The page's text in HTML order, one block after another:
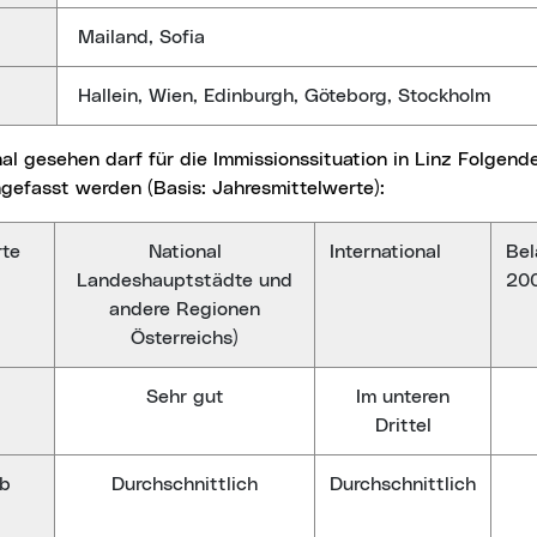
Mailand, Sofia
Hallein, Wien, Edinburgh, Göteborg, Stockholm
werden (Basis: Jahresmittelwerte):
National
Landeshauptstädte und
andere Regionen
Österreichs)
International
sehr gut
Drittel
durchschnittlich durchschnittlich